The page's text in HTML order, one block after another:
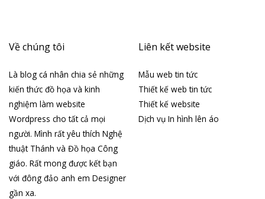
Về chúng tôi
Là blog cá nhân chia sẻ những
kiến thức đồ họa và kinh
nghiệm làm website
Wordpress cho tất cả mọi
người. Mình rất yêu thích Nghệ
thuật Thánh và Đồ họa Công
giáo. Rất mong được kết bạn
với đông đảo anh em Designer
gần xa.
Liên kết website
Mẫu web tin tức
Thiết kế web tin tức
Thiết kế website
Dịch vụ In hình lên áo